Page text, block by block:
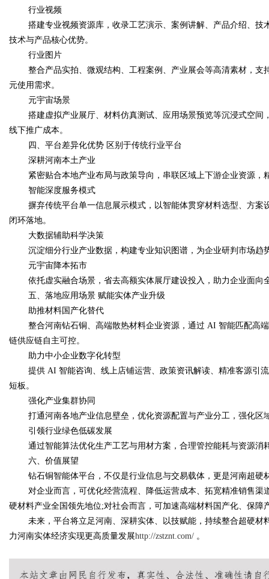
行业视频
搭建专业视频资源库，收录工艺演示、案例讲解、产品介绍、
技术与产品核心优势。
行业图片
整合产品实拍、微观结构、工程案例、产业展会等高清素材，
元使用需求。
元宇宙场景
搭建虚拟产业展厅、材料仿真测试、应用场景预览等沉浸式空
线下推广成本。
四、平台差异化优势 区别于传统行业平台
深耕河南本土产业
紧密贴合本地产业布局与政策导向，串联区域上下游企业资源
智能深度服务模式
摒弃传统平台单一信息展示模式，以智能体贯穿材料选型、方
闭环落地。
大数据辅助科学决策
沉淀细分行业产业数据，构建专业知识图谱，为企业研判市场
元宇宙降本拓市
依托虚实融合场景，省去高额实体展厅建设投入，助力企业面
五、落地应用场景 赋能实体产业升级
助推材料国产化替代
整合河南钻石铜、高端散热材料企业资源，通过 AI 智能匹配高
链供应链自主可控。
助力中小企业数字化转型
提供 AI 智能咨询、线上店铺运营、政策资讯解读、精准客源引
短板。
强化产业集群协同
打通河南各地产业信息壁垒，优化资源配置与产业分工，强化区
引领行业绿色低碳发展
通过智能算法优化生产工艺与用材方案，合理管控能耗与资源
六、价值展望
钻石铜智能体平台，不仅是行业信息与交易载体，更是河南超
对企业而言，可优化经营流程、降低运营成本、拓宽精准销售
硬材料产业全国领先地位;对社会而言，可加速高端材料国产化、保障
未来，平台将立足河南、深耕实体、以技赋能，持续整合超硬
力河南实体经济实现更高质量发展http://zstznt.com/ 。